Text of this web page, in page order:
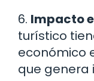
6. Impacto
turístico
económico
que genera